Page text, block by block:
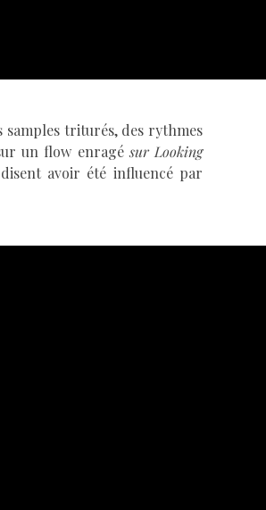
samples triturés, des rythmes
un flow enragésur Looking
avoir été influencé par